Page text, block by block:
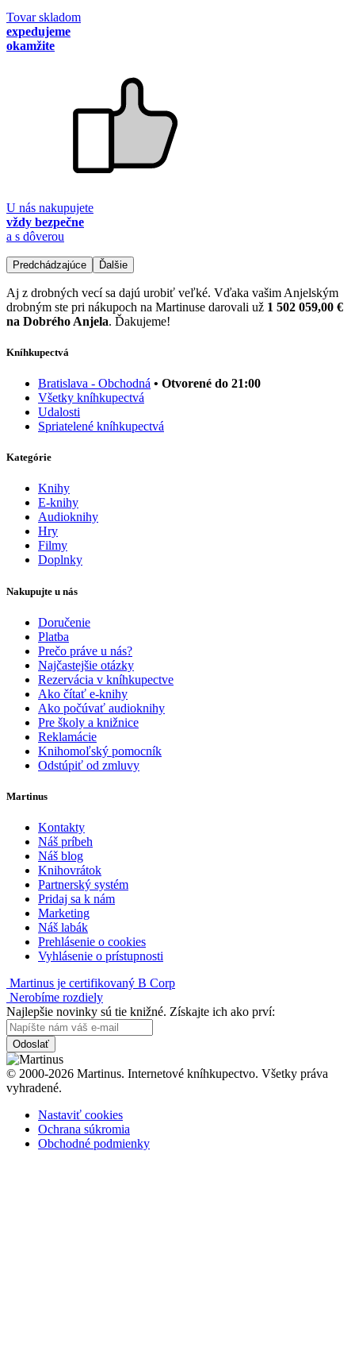
Tovar skladom
expedujeme
okamžite
U nás nakupujete
vždy bezpečne
a s dôverou
Predchádzajúce Ďalšie
Aj z drobných vecí sa dajú urobiť veľké. Vďaka vašim Anjelským
drobným ste pri nákupoch na Martinuse darovali už 1 502 059,00 €
na Dobrého Anjela. Ďakujeme!
Kníhkupectvá
Bratislava - Obchodná • Otvorené do 21:00
Všetky kníhkupectvá
Udalosti
Spriatelené kníhkupectvá
Kategórie
Knihy
E-knihy
Audioknihy
Hry
Filmy
Doplnky
Nakupujte u nás
Doručenie
Platba
Prečo práve u nás?
Najčastejšie otázky
Rezervácia v kníhkupectve
Ako čítať e-knihy
Ako počúvať audioknihy
Pre školy a knižnice
Reklamácie
Knihomoľský pomocník
Odstúpiť od zmluvy
Martinus
Kontakty
Náš príbeh
Náš blog
Knihovrátok
Partnerský systém
Pridaj sa k nám
Marketing
Náš labák
Prehlásenie o cookies
Vyhlásenie o prístupnosti
Martinus je certifikovaný B Corp
Nerobíme rozdiely
Najlepšie novinky sú tie knižné. Získajte ich ako prví:
Odoslať
© 2000-2026 Martinus. Internetové kníhkupectvo. Všetky práva
vyhradené.
Nastaviť cookies
Ochrana súkromia
Obchodné podmienky